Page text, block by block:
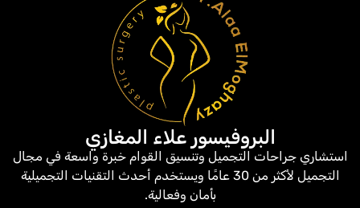
البروفيسور علاء المغازي
استشاري جراحات التجميل وتنسيق القوام خبرة واسعة في مجال
التجميل لأكثر من 30 عامًا ويستخدم أحدث التقنيات التجميلية
بأمان وفعالية.